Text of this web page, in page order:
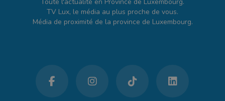
TV Lux, le média au plus proche de vous.
Média de proximité de la province de Luxembourg.